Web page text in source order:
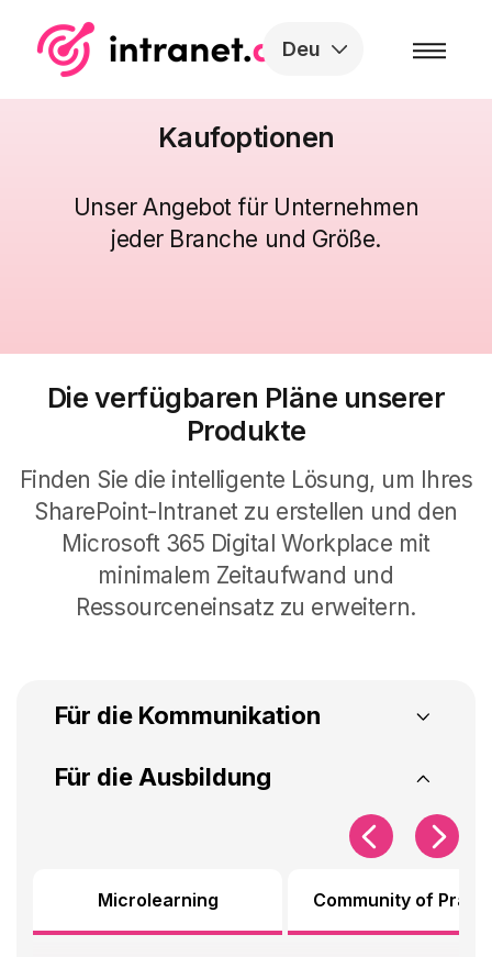
Deu
Kaufoptionen
Unser Angebot für Unternehmen
jeder Branche und Größe.
Die verfügbaren Pläne unserer
Produkte
Finden Sie die intelligente Lösung, um Ihres
SharePoint-Intranet zu erstellen und den
Microsoft 365 Digital Workplace mit
minimalem Zeitaufwand und
Ressourceneinsatz zu erweitern.
Für die Kommunikation
SharePoint-Intranet Intranet Analytics
Erstellen Sie Ihr SharePoint-Intranet
und messen Sie dessen Effektivität
Für die Ausbildung
Microlearning Community of